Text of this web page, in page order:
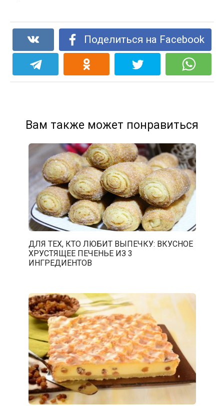
Поделиться на Facebook
Вам также может понравиться
ДЛЯ ТЕХ, КТО ЛЮБИТ ВЫПЕЧКУ: ВКУСНОЕ
ХРУСТЯЩЕЕ ПЕЧЕНЬЕ ИЗ 3
ИНГРЕДИЕНТОВ